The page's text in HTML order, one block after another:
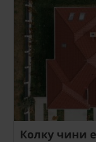
Колку чини